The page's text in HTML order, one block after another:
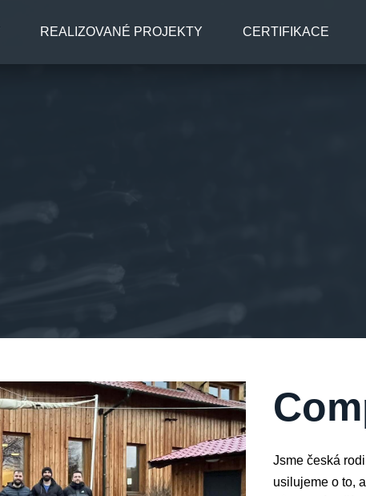
REALIZOVANÉ PROJEKTY CERTIFIKACE
Jsme česká
usilujeme o to,